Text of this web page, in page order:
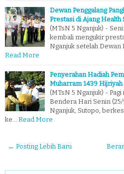
Dewan Penggalang
Prestasi di Ajang Health
(MTsN 5 Nganjuk) -
kembali mengukir
Nganjuk setelah Dewan
Read More
Penyerahan Hadiah
Muharram 1439 Hijriyah
(MTsN 5 Nganjuk) -
Bendera Hari Senin
Nganjuk, Sutopo,
ke…
Read More
← Posting Lebih Baru